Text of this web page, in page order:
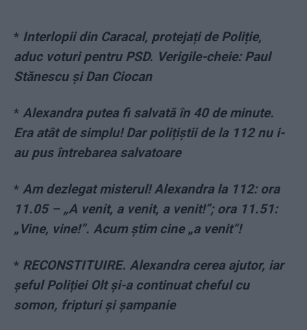
* Interlopii din Caracal, protejați de Poliție,
aduc voturi pentru PSD. Verigile-cheie: Paul
Stănescu și Dan Ciocan
* Alexandra putea fi salvată în 40 de minute.
Era atât de simplu! Dar polițiștii de la 112 nu i-
au pus întrebarea salvatoare
* Am dezlegat misterul! Alexandra la 112: ora
11.05 – „A venit, a venit, a venit!”; ora 11.51:
„Vine, vine!”. Acum știm cine „a venit”!
* RECONSTITUIRE. Alexandra cerea ajutor, iar
șeful Poliției Olt și-a continuat cheful cu
somon, fripturi și șampanie